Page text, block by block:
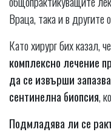
Враца, така и в другите
Като хирург бих казал, че
комплексно лечение
да се извърши
сентинелна биопсия,
Подмладява ли се